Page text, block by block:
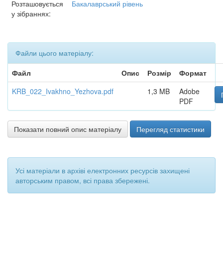
Розташовується
у зібраннях:
Бакалаврський рівень
Файли цього матеріалу:
Файл
Опис Розмір
Формат
KRB_022_Ivakhno_Yezhova.pdf
1,3 MB
Adobe
PDF
Показати повний опис матеріалу Перегляд статистики
Усі матеріали в архіві електронних ресурсів захищені
авторським правом, всі права збережені.